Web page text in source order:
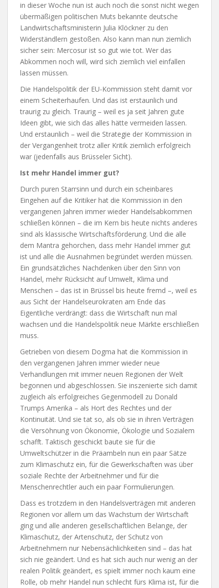
in dieser Woche nun ist auch noch die sonst nicht wegen
übermäßigen politischen Muts bekannte deutsche
Landwirtschaftsministerin Julia Klöckner zu den
Widerständlern gestoßen. Also kann man nun ziemlich
sicher sein: Mercosur ist so gut wie tot. Wer das
Abkommen noch will, wird sich ziemlich viel einfallen
lassen müssen.
Die Handelspolitik der EU-Kommission steht damit vor
einem Scheiterhaufen. Und das ist erstaunlich und
traurig zu gleich. Traurig – weil es ja seit Jahren gute
Ideen gibt, wie sich das alles hätte vermeiden lassen.
Und erstaunlich – weil die Strategie der Kommission in
der Vergangenheit trotz aller Kritik ziemlich erfolgreich
war (jedenfalls aus Brüsseler Sicht).
Ist mehr Handel immer gut?
Durch puren Starrsinn und durch ein scheinbares
Eingehen auf die Kritiker hat die Kommission in den
vergangenen Jahren immer wieder Handelsabkommen
schließen können – die im Kern bis heute nichts anderes
sind als klassische Wirtschaftsförderung. Und die alle
dem Mantra gehorchen, dass mehr Handel immer gut
ist und alle die Ausnahmen begründet werden müssen.
Ein grundsätzliches Nachdenken über den Sinn von
Handel, mehr Rücksicht auf Umwelt, Klima und
Menschen – das ist in Brüssel bis heute fremd –, weil es
aus Sicht der Handelseurokraten am Ende das
Eigentliche verdrängt: dass die Wirtschaft nun mal
wachsen und die Handelspolitik neue Märkte erschließen
muss.
Getrieben von diesem Dogma hat die Kommission in
den vergangenen Jahren immer wieder neue
Verhandlungen mit immer neuen Regionen der Welt
begonnen und abgeschlossen. Sie inszenierte sich damit
zugleich als erfolgreiches Gegenmodell zu Donald
Trumps Amerika – als Hort des Rechtes und der
Kontinuität. Und sie tat so, als ob sie in ihren Verträgen
die Versöhnung von Ökonomie, Ökologie und Sozialem
schafft. Taktisch geschickt baute sie für die
Umweltschützer in die Präambeln nun ein paar Sätze
zum Klimaschutz ein, für die Gewerkschaften was über
soziale Rechte der Arbeitnehmer und für die
Menschenrechtler auch ein paar Formulierungen.
Dass es trotzdem in den Handelsverträgen mit anderen
Regionen vor allem um das Wachstum der Wirtschaft
ging und alle anderen gesellschaftlichen Belange, der
Klimaschutz, der Artenschutz, der Schutz von
Arbeitnehmern nur Nebensächlichkeiten sind – das hat
sich nie geändert. Und es hat sich auch nur wenig an der
realen Politik geändert, es spielt immer noch kaum eine
Rolle, ob mehr Handel nun schlecht fürs Klima ist, für die